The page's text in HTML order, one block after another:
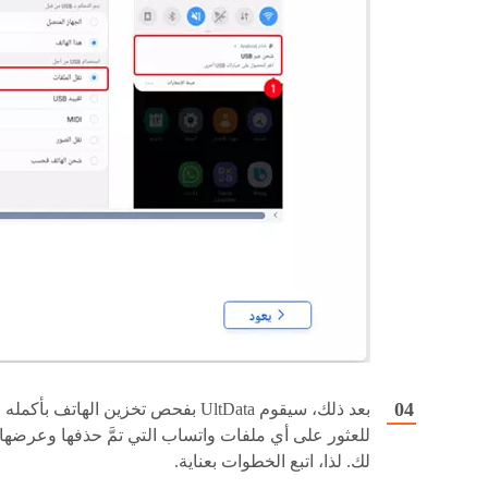
بعد ذلك، سيقوم UltData بفحص تخزين الهاتف بأكمله
للعثور على أي ملفات واتساب التي تمَّ حذفها وعرضها
لك. لذا، اتبع الخطوات بعناية.